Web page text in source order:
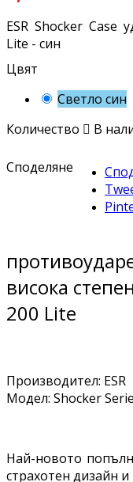
ESR Shocker Case
Lite - син
Цвят
Светло син
Количество  В
Споделяне
висока
200 Lite
Производител: ESR
Модел: Shocker
Най-новото
страхотен дизайн